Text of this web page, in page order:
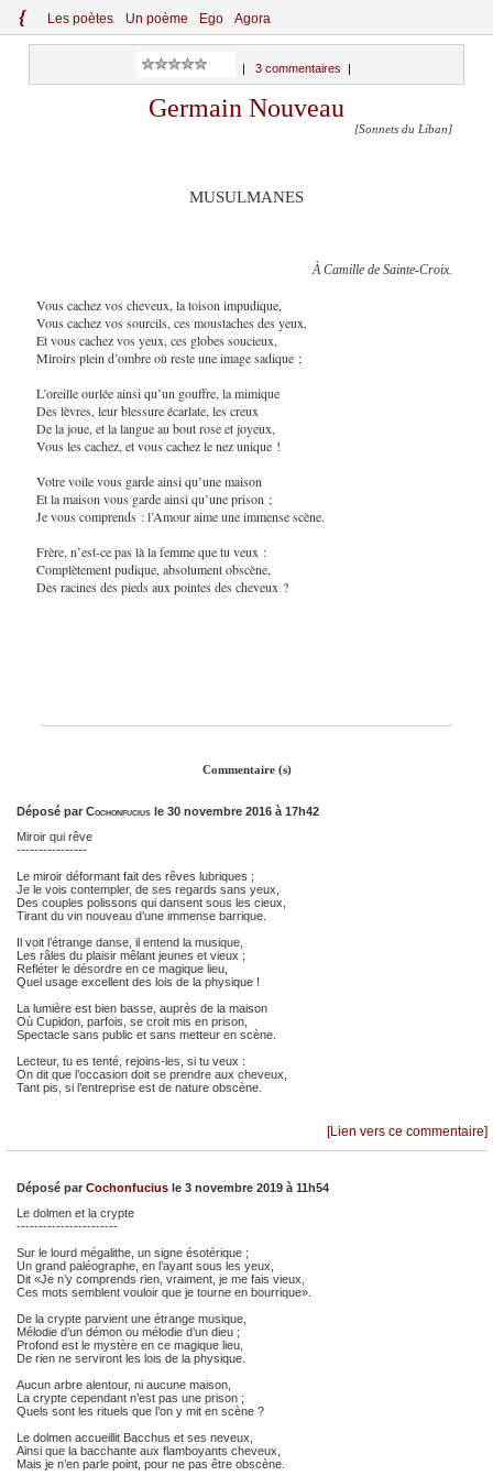
{ Les poètes Un poème Ego Agora
3 commentaires
Germain Nouveau
[Sonnets du Liban]
MUSULMANES
À Camille de Sainte-Croix.
Vous cachez vos cheveux, la toison impudique,
Vous cachez vos sourcils, ces moustaches des yeux,
Et vous cachez vos yeux, ces globes soucieux,
Miroirs plein d’ombre où reste une image sadique ;
L’oreille ourlée ainsi qu’un gouffre, la mimique
Des lèvres, leur blessure écarlate, les creux
De la joue, et la langue au bout rose et joyeux,
Vous les cachez, et vous cachez le nez unique !
Votre voile vous garde ainsi qu’une maison
Et la maison vous garde ainsi qu’une prison ;
Je vous comprends : l’Amour aime une immense scène.
Frère, n’est-ce pas là la femme que tu veux :
Complètement pudique, absolument obscène,
Des racines des pieds aux pointes des cheveux ?
Commentaire (s)
Déposé par Cochonfucius le 30 novembre 2016 à 17h42
Miroir qui rêve
----------------
Le miroir déformant fait des rêves lubriques ;
Je le vois contempler, de ses regards sans yeux,
Des couples polissons qui dansent sous les cieux,
Tirant du vin nouveau d’une immense barrique.
Il voit l’étrange danse, il entend la musique,
Les râles du plaisir mêlant jeunes et vieux ;
Refléter le désordre en ce magique lieu,
Quel usage excellent des lois de la physique !
La lumière est bien basse, auprès de la maison
Où Cupidon, parfois, se croit mis en prison,
Spectacle sans public et sans metteur en scène.
Lecteur, tu es tenté, rejoins-les, si tu veux :
On dit que l’occasion doit se prendre aux cheveux,
Tant pis, si l’entreprise est de nature obscène.
[Lien vers ce commentaire]
Déposé par Cochonfucius le 3 novembre 2019 à 11h54
Le dolmen et la crypte
-----------------------
Sur le lourd mégalithe, un signe ésotérique ;
Un grand paléographe, en l’ayant sous les yeux,
Dit «Je n’y comprends rien, vraiment, je me fais vieux,
Ces mots semblent vouloir que je tourne en bourrique».
De la crypte parvient une étrange musique,
Mélodie d’un démon ou mélodie d’un dieu ;
Profond est le mystère en ce magique lieu,
De rien ne serviront les lois de la physique.
Aucun arbre alentour, ni aucune maison,
La crypte cependant n’est pas une prison ;
Quels sont les rituels que l’on y mit en scène ?
Le dolmen accueillit Bacchus et ses neveux,
Ainsi que la bacchante aux flamboyants cheveux,
Mais je n’en parle point, pour ne pas être obscène.